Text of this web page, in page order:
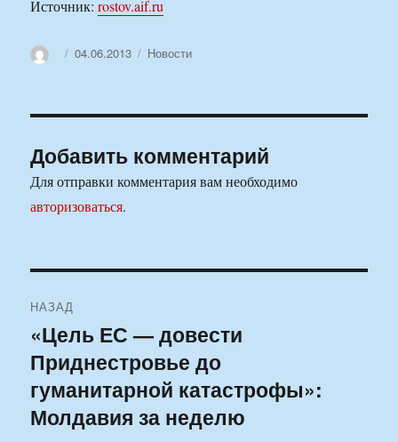
Источник:rostov.aif.ru
АвторОпубликовано
04.06.2013 Рубрики
Новости
Добавить комментарий
Для отправки комментария вам необходимо
авторизоваться.
по
записям
НАЗАД
Предыдущая
запись:
«Цель ЕС — довести
Приднестровье до
гуманитарной катастрофы»:
Молдавия за неделю